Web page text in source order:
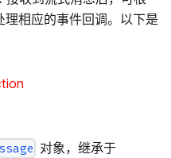
相应的事件回调。以下是
对象，继承于